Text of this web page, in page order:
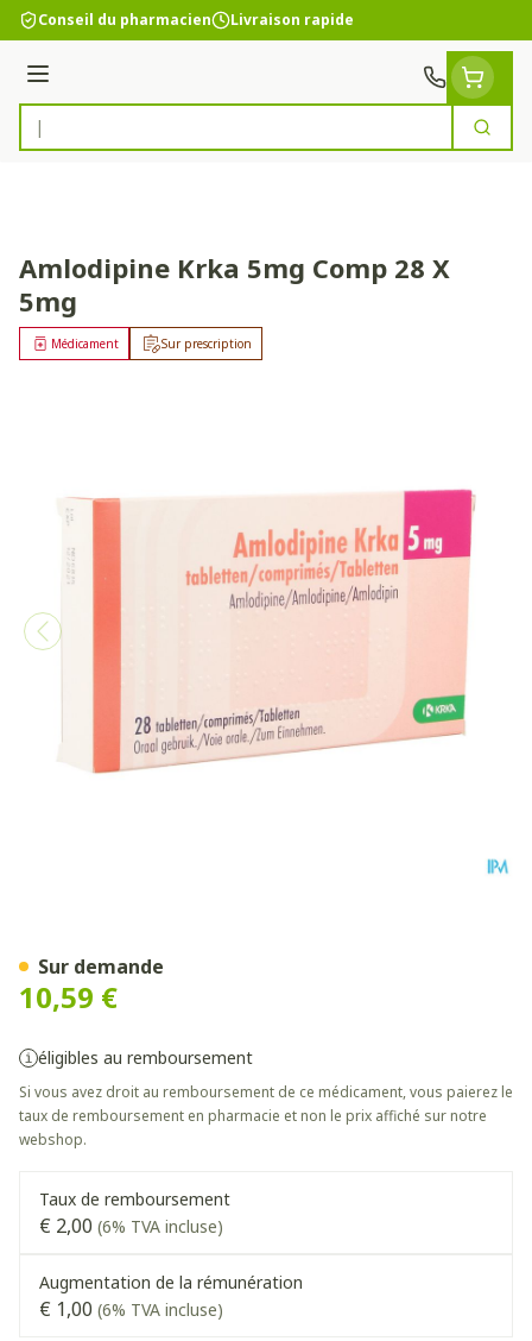
Aller au contenu
Conseil du pharmacien Livraison rapide
Menu
Rechercher
Amlodipine Krka 5mg Comp 28 X
5mg
Sur prescription
Médicament
10,59 €
éligibles au remboursement
Si vous avez droit au remboursement de ce médicament, vous paierez le
taux de remboursement en pharmacie et non le prix affiché sur notre
webshop.
Taux de remboursement
€ 2,00 (6% TVA incluse)
Augmentation de la rémunération
€ 1,00 (6% TVA incluse)
Sur demande